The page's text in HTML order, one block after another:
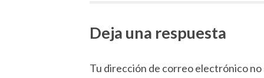
artículos
Deja una respuesta
Tu dirección de correo electrónico no